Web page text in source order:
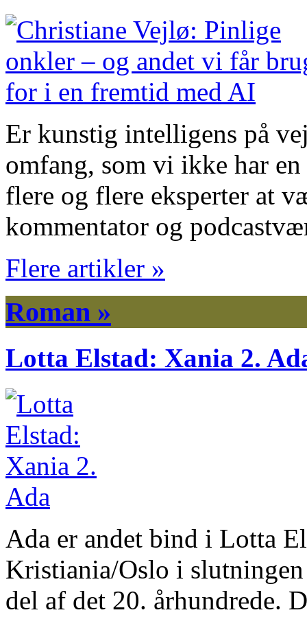
Er kunstig intelligens på
omfang, som vi ikke har
flere og flere eksperter at
kommentator og
Flere artikler »
Roman »
Lotta Elstad: Xania 2.
Ada er andet bind i Lotta
Kristiania/Oslo i
del af det 20. århundrede.